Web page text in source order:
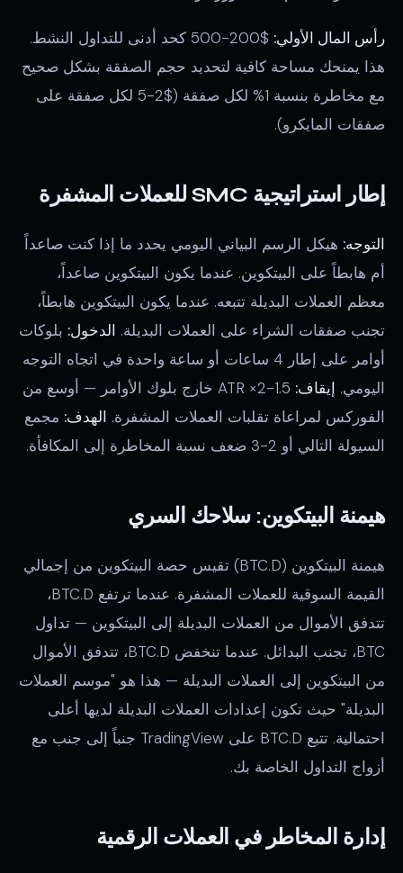
رأس المال الأولي:
$200-500 كحد أدنى للتداول النشط.
هذا يمنحك مساحة كافية لتحديد حجم الصفقة بشكل صحيح
مع مخاطرة بنسبة 1% لكل صفقة ($2-5 لكل صفقة على
صفقات المايكرو).
إطار استراتيجية SMC للعملات المشفرة
التوجه: هيكل الرسم البياني اليومي يحدد ما إذا كنت صاعداً
أم هابطاً على البيتكوين. عندما يكون البيتكوين صاعداً،
معظم العملات البديلة تتبعه. عندما يكون البيتكوين هابطاً،
تجنب صفقات الشراء على العملات البديلة. الدخول: بلوكات
أوامر على إطار 4 ساعات أو ساعة واحدة في اتجاه التوجه
اليومي. إيقاف:
1.5-2× ATR خارج بلوك الأوامر — أوسع من
الفوركس لمراعاة تقلبات العملات المشفرة. الهدف: مجمع
السيولة التالي أو 2-3 ضعف نسبة المخاطرة إلى المكافأة.
هيمنة البيتكوين: سلاحك السري
هيمنة البيتكوين (BTC.D) تقيس حصة البيتكوين من إجمالي
القيمة السوقية للعملات المشفرة. عندما ترتفع BTC.D،
تتدفق الأموال من العملات البديلة إلى البيتكوين — تداول
BTC، تجنب البدائل. عندما تنخفض BTC.D، تتدفق الأموال
من البيتكوين إلى العملات البديلة — هذا هو "موسم العملات
البديلة" حيث تكون إعدادات العملات البديلة لديها أعلى
احتمالية. تتبع BTC.D على TradingView جنباً إلى جنب مع
أزواج التداول الخاصة بك.
إدارة المخاطر في العملات الرقمية